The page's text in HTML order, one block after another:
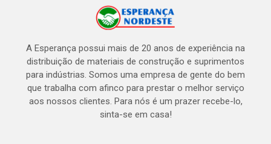
A Esperança possui mais de 20 anos de experiência na
distribuição de materiais de construção e suprimentos
para indústrias. Somos uma empresa de gente do bem
que trabalha com afinco para prestar o melhor serviço
aos nossos clientes. Para nós é um prazer recebe-lo,
sinta-se em casa!